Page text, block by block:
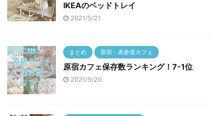
IKEAのベッドトレイ
2021/5/21
まとめ 原宿・表参道カフェ
原宿カフェ保存数ランキング！7-1位
2021/5/20